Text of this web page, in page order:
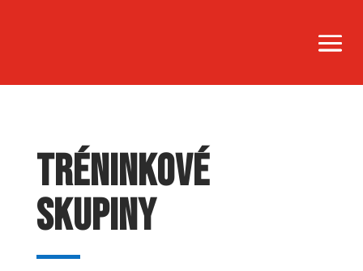
Tréninkové
skupiny